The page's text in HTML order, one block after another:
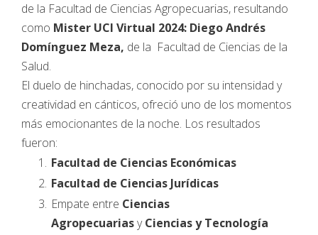
de la Facultad de Ciencias Agropecuarias, resultando
como Mister UCI Virtual 2024: Diego Andrés
Domínguez Meza, de la Facultad de Ciencias de la
Salud.
El duelo de hinchadas, conocido por su intensidad y
creatividad en cánticos, ofreció uno de los momentos
más emocionantes de la noche. Los resultados
fueron:
Facultad de Ciencias Económicas
Facultad de Ciencias Jurídicas
Empate entre Ciencias
AgropecuariasyCiencias y Tecnología